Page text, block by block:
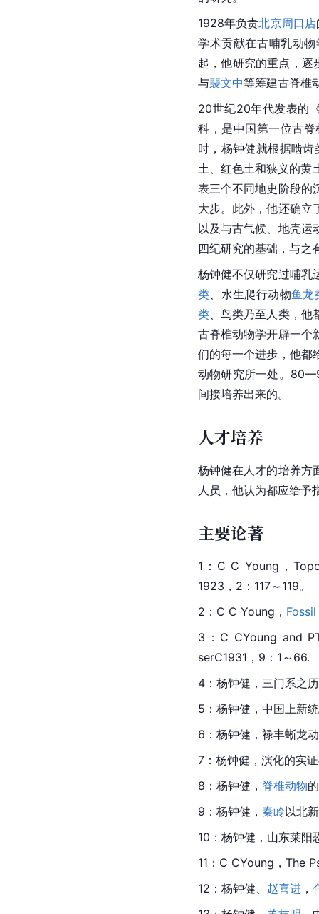
1928年负责北京周口店
学术贡献在古哺乳动物
起，他研究的重点，逐
与裴文中等筹建古脊椎
20世纪20年代发表的
科，是中国第一位古
时，杨钟健就根据啮齿
土、红色土和狭义的黄
表三个不同地史阶段的
大步。此外，他还确立
以及与古气候、 地壳运
四纪研究的基础，与之
杨钟健不仅研究过哺乳
类、水生爬行动物鱼龙
类、鸟类乃至人类，他
古脊椎动物学开辟一个
们的每一个进步，他都
动物研究所一处。
间接培养出来的。
人才培养
杨钟健在人才的培养方
人员，他认为都应给予
主要论著
1：C C Young，
1923，2：117～119。
2：C C Young， Fossil
3：C CYoung and
serC1931，9：1～66.
4：杨钟健，三门系之
5：杨钟健， 中国 上新
6：杨钟健，禄丰蜥龙
7：杨钟健，演化的实
8：杨钟健， 脊椎动物
9：杨钟健， 秦岭以北
10：杨钟健，山东莱阳
11：C CYoung，The
12：杨钟健、 赵喜进 ，